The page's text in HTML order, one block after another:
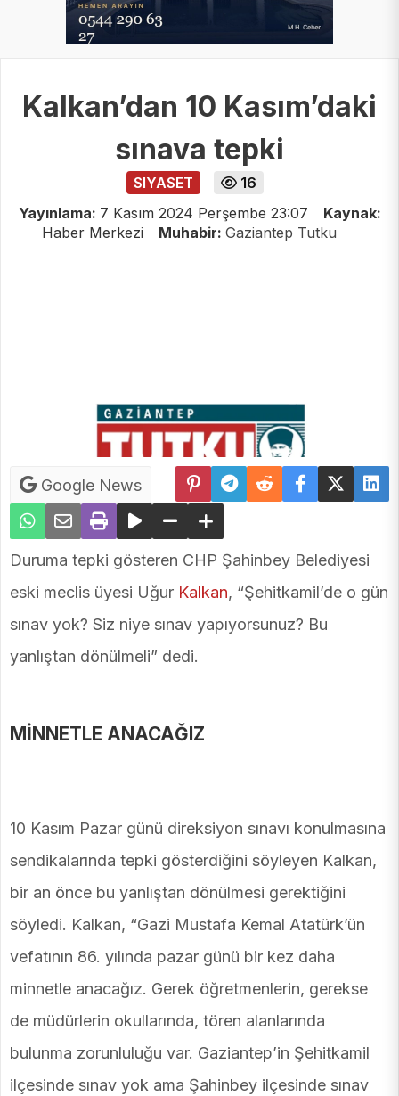
Kalkan’dan 10 Kasım’daki
sınava tepki
SIYASET
16
Yayınlama: 7 Kasım 2024 Perşembe 23:07
Kaynak:
Haber Merkezi
Muhabir: Gaziantep Tutku
Google News
Duruma tepki gösteren CHP Şahinbey Belediyesi
eski meclis üyesi Uğur Kalkan, “Şehitkamil’de o gün
sınav yok? Siz niye sınav yapıyorsunuz? Bu
yanlıştan dönülmeli” dedi.
MİNNETLE ANACAĞIZ
10 Kasım Pazar günü direksiyon sınavı konulmasına
sendikalarında tepki gösterdiğini söyleyen Kalkan,
bir an önce bu yanlıştan dönülmesi gerektiğini
söyledi. Kalkan, “Gazi Mustafa Kemal Atatürk’ün
vefatının 86. yılında pazar günü bir kez daha
minnetle anacağız. Gerek öğretmenlerin, gerekse
de müdürlerin okullarında, tören alanlarında
bulunma zorunluluğu var. Gaziantep’in Şehitkamil
ilçesinde sınav yok ama Şahinbey ilçesinde sınav